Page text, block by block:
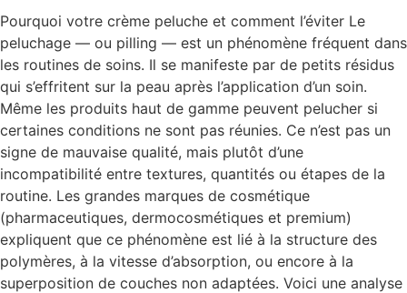
Pourquoi votre crème peluche et comment l’éviter Le
peluchage — ou pilling — est un phénomène fréquent dans
les routines de soins. Il se manifeste par de petits résidus
qui s’effritent sur la peau après l’application d’un soin.
Même les produits haut de gamme peuvent pelucher si
certaines conditions ne sont pas réunies. Ce n’est pas un
signe de mauvaise qualité, mais plutôt d’une
incompatibilité entre textures, quantités ou étapes de la
routine. Les grandes marques de cosmétique
(pharmaceutiques, dermocosmétiques et premium)
expliquent que ce phénomène est lié à la structure des
polymères, à la vitesse d’absorption, ou encore à la
superposition de couches non adaptées. Voici une analyse